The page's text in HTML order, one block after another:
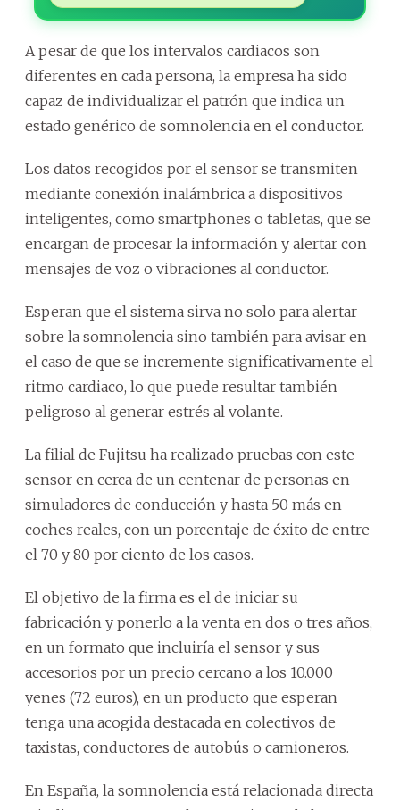
A pesar de que los intervalos cardiacos son
diferentes en cada persona, la empresa ha sido
capaz de individualizar el patrón que indica un
estado genérico de somnolencia en el conductor.
Los datos recogidos por el sensor se transmiten
mediante conexión inalámbrica a dispositivos
inteligentes, como smartphones o tabletas, que se
encargan de procesar la información y alertar con
mensajes de voz o vibraciones al conductor.
Esperan que el sistema sirva no solo para alertar
sobre la somnolencia sino también para avisar en
el caso de que se incremente significativamente el
ritmo cardiaco, lo que puede resultar también
peligroso al generar estrés al volante.
La filial de Fujitsu ha realizado pruebas con este
sensor en cerca de un centenar de personas en
simuladores de conducción y hasta 50 más en
coches reales, con un porcentaje de éxito de entre
el 70 y 80 por ciento de los casos.
El objetivo de la firma es el de iniciar su
fabricación y ponerlo a la venta en dos o tres años,
en un formato que incluiría el sensor y sus
accesorios por un precio cercano a los 10.000
yenes (72 euros), en un producto que esperan
tenga una acogida destacada en colectivos de
taxistas, conductores de autobús o camioneros.
En España, la somnolencia está relacionada directa